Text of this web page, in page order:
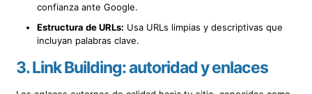
confianza ante Google.
Estructura de URLs: Usa URLs limpias y descriptivas que
incluyan palabras clave.
3.Link Building: autoridad y enlaces